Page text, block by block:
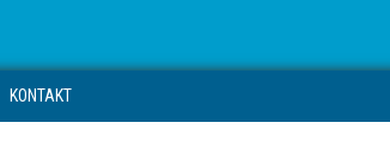
KONTAKT